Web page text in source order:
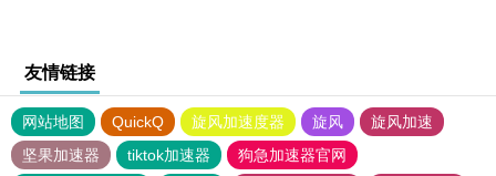
友情链接
网站地图 QuickQ 旋风加速度器 旋风
旋风加速
坚果加速器
tiktok加速器
狗急加速器官网